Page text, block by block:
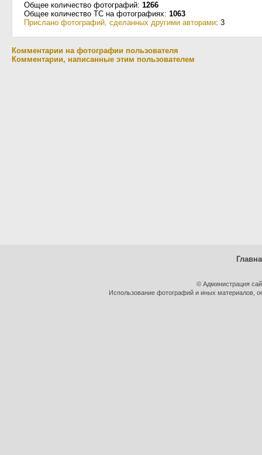
Общее количество фотографий: 1266
Общее количество ТС на фотографиях: 1063
Прислано фотографий, сделанных другими авторами: 3
Комментарии на фотографии пользователя
Комментарии, написанные этим пользователем
© Администрация
Использование фотографий и иных материалов,